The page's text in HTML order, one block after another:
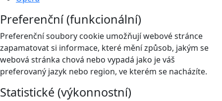
Preferenční (funkcionální)
Preferenční soubory cookie umožňují webové stránce
zapamatovat si informace, které mění způsob, jakým se
webová stránka chová nebo vypadá jako je váš
preferovaný jazyk nebo region, ve kterém se nacházíte.
Statistické (výkonnostní)